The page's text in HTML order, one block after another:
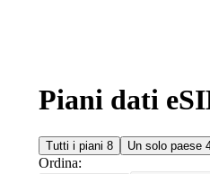
Piani dati
Tutti i piani 8 Un solo paese
Ordina: